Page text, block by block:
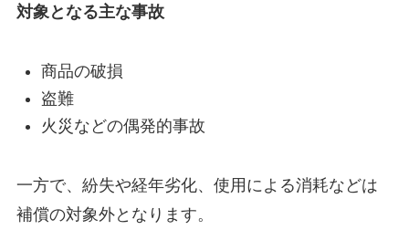
対象となる主な事故
商品の破損
盗難
火災などの偶発的事故
一方で、紛失や経年劣化、使用による消耗などは
補償の対象外となります。